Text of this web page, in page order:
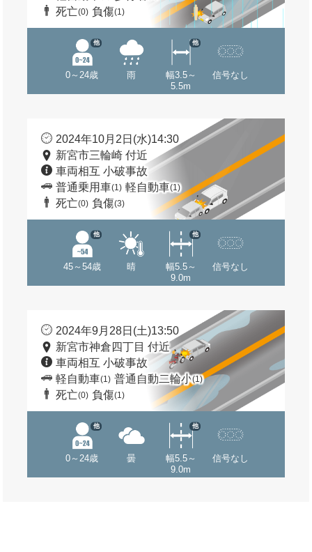
死亡(0) 負傷(1)
0～24歳
他
雨
幅3.5～
5.5m
他
信号なし
2024年10月2日(水)14:30
新宮市三輪崎 付近
車両相互 小破事故
普通乗用車(1) 軽自動車(1)
死亡(0) 負傷(3)
45～54歳
他
晴
幅5.5～
9.0m
他
信号なし
2024年9月28日(土)13:50
新宮市神倉四丁目 付近
車両相互 小破事故
軽自動車(1) 普通自動二輪小(1)
死亡(0) 負傷(1)
0～24歳
他
曇
幅5.5～
9.0m
他
信号なし